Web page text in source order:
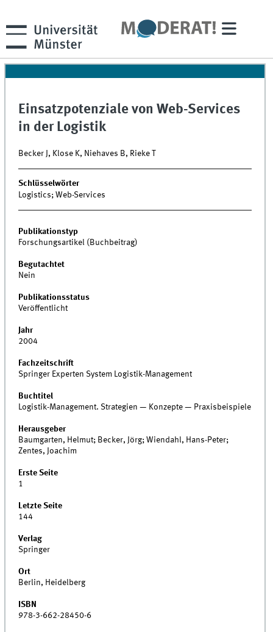
Einsatzpotenziale von Web-Services
in der Logistik
Becker J, Klose K, Niehaves B, Rieke T
Schlüsselwörter
Logistics; Web-Services
Publikationstyp
Forschungsartikel (Buchbeitrag)
Begutachtet
Nein
Publikationsstatus
Veröffentlicht
Jahr
2004
Fachzeitschrift
Springer Experten System Logistik-Management
Buchtitel
Logistik-Management. Strategien — Konzepte — Praxisbeispiele
Herausgeber
Baumgarten, Helmut; Becker, Jörg; Wiendahl, Hans-Peter;
Zentes, Joachim
Erste Seite
1
Letzte Seite
144
Verlag
Springer
Ort
Berlin, Heidelberg
ISBN
978-3-662-28450-6